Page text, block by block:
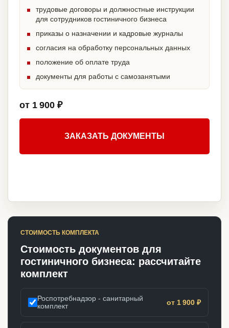
трудовые договоры и должностные инструкции
для сотрудников гостиничного бизнеса
приказы о назначении и кадровые журналы
согласия на обработку персональных данных
положение об оплате труда
документы для работы с самозанятыми
от 1 900 ₽
ЗАКАЗАТЬ ДОКУМЕНТЫ
СТОИМОСТЬ КОМПЛЕКТА
Стоимость документов для
гостиничного бизнеса: рассчитайте
комплект
Роспотребнадзор - санитарный
комплект
от 1 900 ₽